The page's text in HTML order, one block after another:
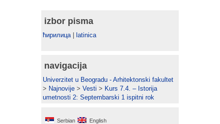
izbor pisma
ћирилица| latinica
navigacija
Univerzitet u Beogradu - Arhitektonski fakultet
> Najnovije > Vesti > Kurs 7.4. – Istorija
umetnosti 2: Septembarski 1 ispitni rok
Serbian English